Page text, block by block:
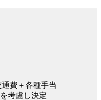
通費＋各種手当
考慮し決定